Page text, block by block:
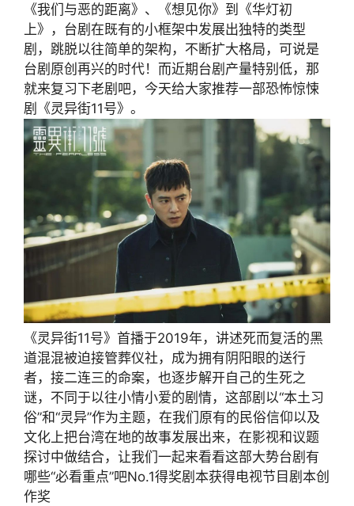
《我们与恶的距离》、《想见你》到《华灯初
上》，台剧在既有的小框架中发展出独特的类型
剧，跳脱以往简单的架构，不断扩大格局，可说是
台剧原创再兴的时代！而近期台剧产量特别低，那
就来复习下老剧吧，今天给大家推荐一部恐怖惊悚
剧《灵异街11号》。
《灵异街11号》首播于2019年，讲述死而复活的黑
道混混被迫接管葬仪社，成为拥有阴阳眼的送行
者，接二连三的命案，也逐步解开自己的生死之
谜，不同于以往小情小爱的剧情，这部剧以“本土习
俗”和“灵异”作为主题，在我们原有的民俗信仰以及
文化上把台湾在地的故事发展出来，在影视和议题
探讨中做结合，让我们一起来看看这部大势台剧有
哪些“必看重点”吧No.1得奖剧本获得电视节目剧本创
作奖